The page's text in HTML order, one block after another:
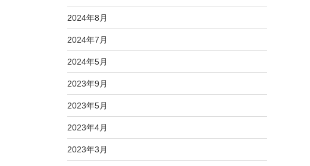
2024年8月
2024年7月
2024年5月
2023年9月
2023年5月
2023年4月
2023年3月